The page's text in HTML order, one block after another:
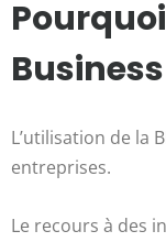
L’utilisation de la
entreprises.
Le recours à des